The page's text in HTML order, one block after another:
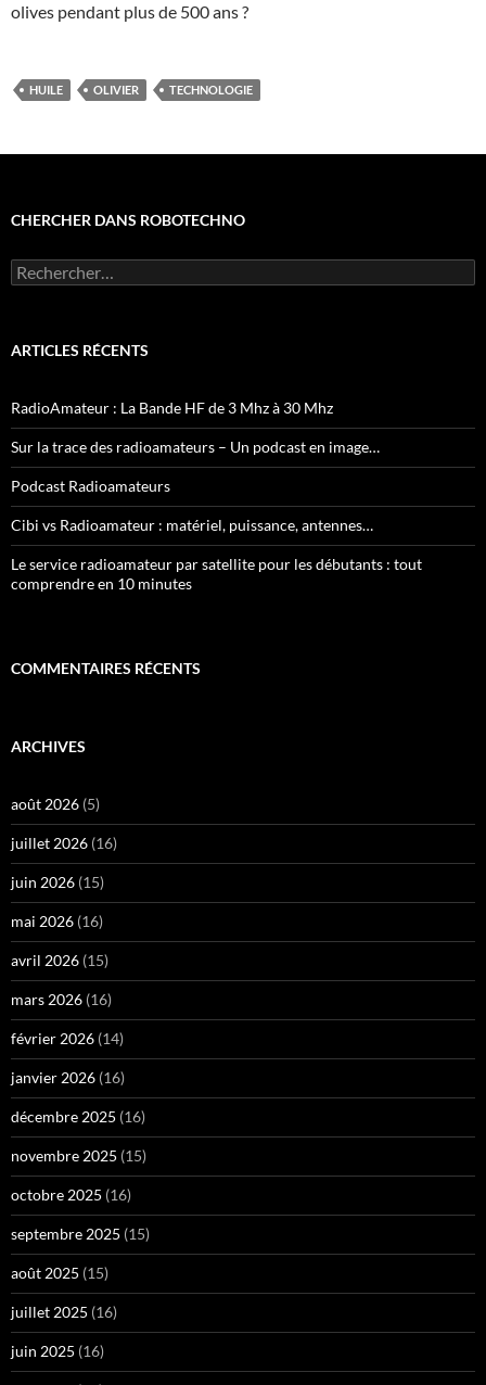
olives pendant plus de 500 ans ?
HUILE OLIVIER TECHNOLOGIE
CHERCHER DANS ROBOTECHNO
Rechercher :
ARTICLES RÉCENTS
RadioAmateur : La Bande HF de 3 Mhz à 30 Mhz
Sur la trace des radioamateurs – Un podcast en image…
Podcast Radioamateurs
Cibi vs Radioamateur : matériel, puissance, antennes…
Le service radioamateur par satellite pour les débutants : tout
comprendre en 10 minutes
COMMENTAIRES RÉCENTS
ARCHIVES
août 2026 (5)
juillet 2026 (16)
juin 2026 (15)
mai 2026 (16)
avril 2026 (15)
mars 2026 (16)
février 2026 (14)
janvier 2026 (16)
décembre 2025 (16)
novembre 2025 (15)
octobre 2025 (16)
septembre 2025 (15)
août 2025 (15)
juillet 2025 (16)
juin 2025 (16)